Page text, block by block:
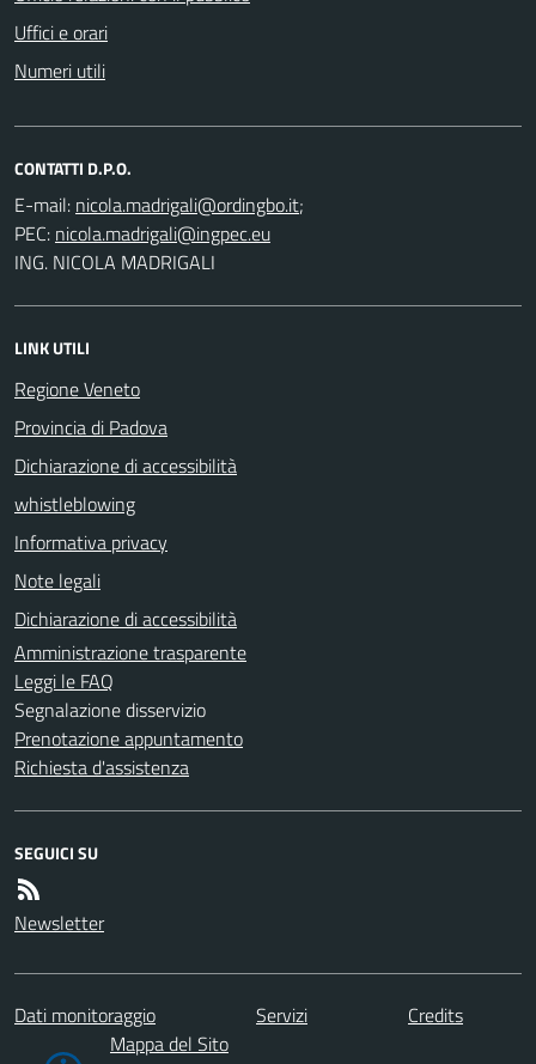
Uffici e orari
Numeri utili
CONTATTI D.P.O.
E-mail:
;
PEC:
ING. NICOLA MADRIGALI
LINK UTILI
Regione Veneto
Provincia di Padova
Dichiarazione di accessibilità
whistleblowing
Informativa privacy
Note legali
Dichiarazione di accessibilità
Amministrazione trasparente
Leggi le FAQ
Segnalazione disservizio
Prenotazione appuntamento
Richiesta d'assistenza
SEGUICI SU
Newsletter
Dati monitoraggio Servizi
Credits
Mappa del Sito